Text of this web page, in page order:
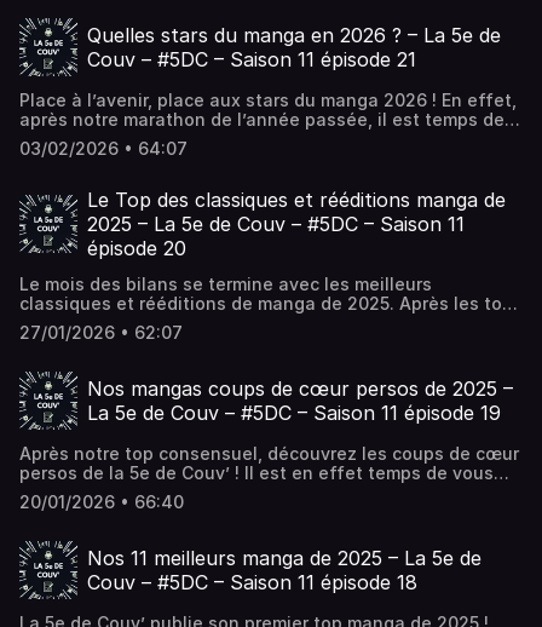
l’occasion – La 5e de Couv – #5DC – Saison 11 épisode 22
est apparu en premier sur La 5e de Couv' - Le podcast de
débat autour du manga !.
Quelles stars du manga en 2026 ? – La 5e de
Couv – #5DC – Saison 11 épisode 21
Place à l’avenir, place aux stars du manga 2026 ! En effet,
après notre marathon de l’année passée, il est temps de
regarder droit devant nous. Ainsi, comme chaque année,
La 5e de Couv’ vous... L’article Quelles stars du manga en
apparu en premier sur La 5e de Couv' - Le podcast de
débat autour du manga !.
03/02/2026 • 64:07
Le Top des classiques et rééditions manga de
2025 – La 5e de Couv – #5DC – Saison 11
épisode 20
Le mois des bilans se termine avec les meilleurs
classiques et rééditions de manga de 2025. Après les top
consensuel et coups de cœur, le marché est tel qu’il faut
désormais consacrer une heure à... L’article Le Top des
#5DC – Saison 11 épisode 20 est apparu en premier sur La
5e de Couv' - Le podcast de débat autour du manga !.
27/01/2026 • 62:07
Nos mangas coups de cœur persos de 2025 –
La 5e de Couv – #5DC – Saison 11 épisode 19
Après notre top consensuel, découvrez les coups de cœur
persos de la 5e de Couv’ ! Il est en effet temps de vous
parler de titres qui, s’ils n’ont pas su captiver toute
l’équipe, possèdent... L’article Nos mangas coups de cœur
19 est apparu en premier sur La 5e de Couv' - Le podcast
de débat autour du manga !.
20/01/2026 • 66:40
Nos 11 meilleurs manga de 2025 – La 5e de
Couv – #5DC – Saison 11 épisode 18
La 5e de Couv’ publie son premier top manga de 2025 !